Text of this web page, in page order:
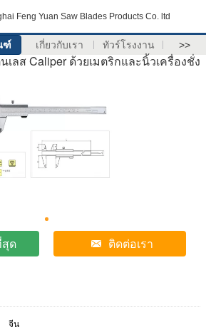
Feng Yuan Saw Blades Products Co. ltd
ฑ์ เกี่ยวกับเรา ทัวร์โรงงาน >>
ลส Caliper ด้วยเมตริกและนิ้วเครื่องชั่ง
สุด ติดต่อเรา
จีน